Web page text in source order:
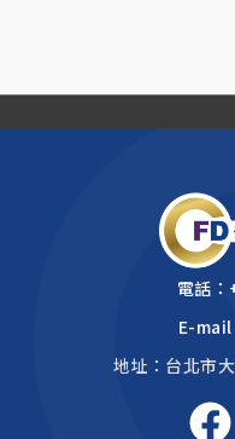
電話：
E-
地址：台北市